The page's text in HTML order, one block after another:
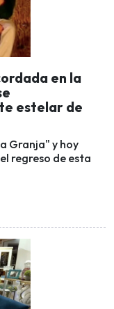
en la
estelar de
Granja" y hoy
regreso de esta